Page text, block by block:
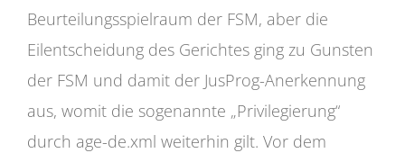
Beurteilungsspielraum der FSM, aber die
Eilentscheidung des Gerichtes ging zu Gunsten
der FSM und damit der JusProg-Anerkennung
aus, womit die sogenannte „Privilegierung“
durch age-de.xml weiterhin gilt. Vor dem